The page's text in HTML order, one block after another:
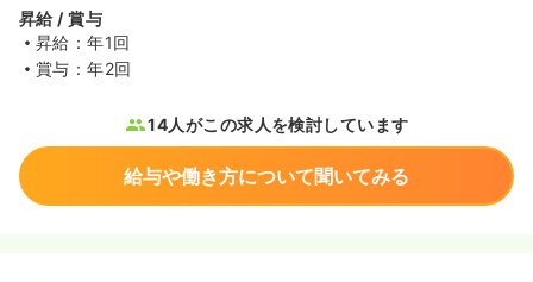
昇給 / 賞与
昇給：年1回
賞与：年2回
14人がこの求人を検討しています
給与や働き方について聞いてみる